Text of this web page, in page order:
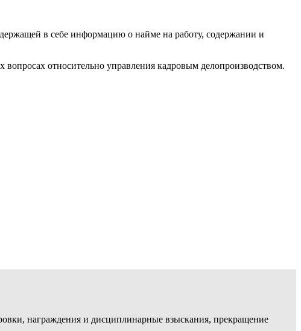
в себе информацию о найме на работу, содержании и
относительно управления кадровым делопроизводством.
награждения и дисциплинарные взыскания, прекращение